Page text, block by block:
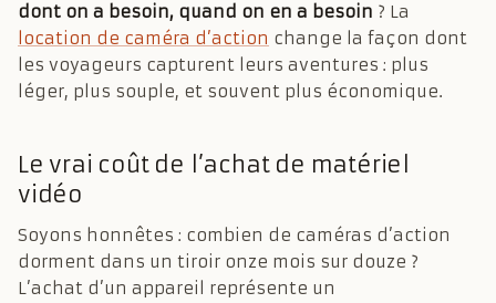
dont on a besoin, quand on en a besoin ? La
location de caméra d’action change la façon dont
les voyageurs capturent leurs aventures : plus
léger, plus souple, et souvent plus économique.
Le vrai coût de l’achat de matériel
vidéo
Soyons honnêtes : combien de caméras d’action
dorment dans un tiroir onze mois sur douze ?
L’achat d’un appareil représente un